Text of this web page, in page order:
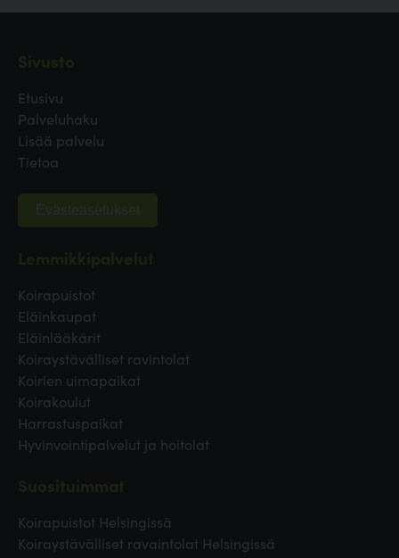
Etusivu
Palveluhaku
Lisää palvelu
Tietoa
Evästeasetukset
Koirapuistot
Eläinkaupat
Eläinlääkärit
Koiraystävälliset ravintolat
Koirien uimapaikat
Koirakoulut
Harrastuspaikat
Hyvinvointipalvelut ja hoitolat
Koirapuistot Helsingissä
Koiraystävälliset ravaintolat Helsingissä